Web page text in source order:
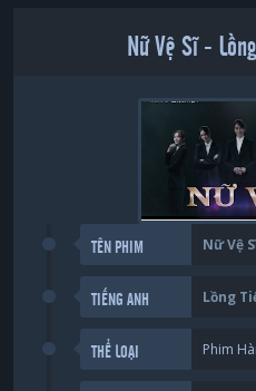
Nữ Vệ Sĩ -
TÊN PHIM Nữ Vệ
TIẾNG ANH Lồng
THỂ LOẠI Phim